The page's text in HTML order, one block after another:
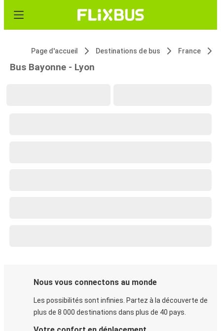
Page d'accueil Destinations de bus France
Bus Bayonne - Lyon
Nous vous connectons au monde
Les possibilités sont infinies. Partez à la découverte de
plus de 8 000 destinations dans plus de 40 pays.